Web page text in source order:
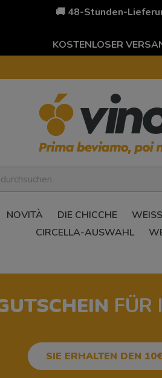
🚚 48-Stunden-
KOSTENLOSER
NOVITÀ DIE CHICCHE
CIRCELLA-AUSWAHL
FÜR
SIE ERHALTEN DEN